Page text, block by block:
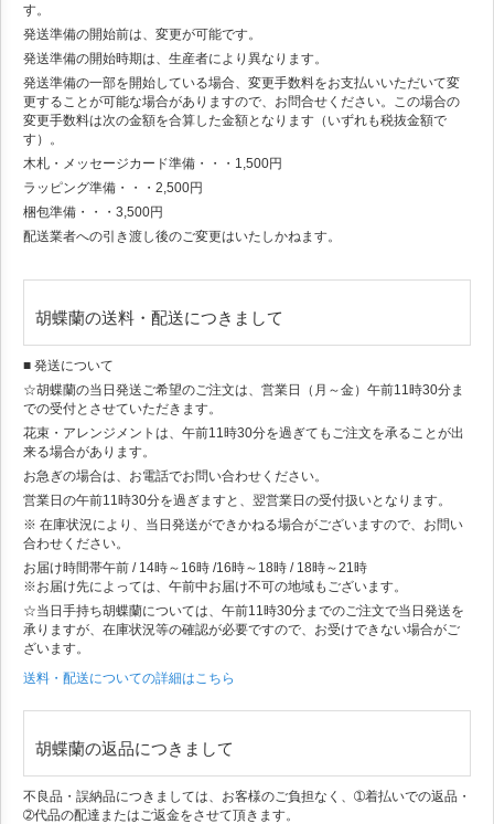
す。
発送準備の開始前は、変更が可能です。
発送準備の開始時期は、生産者により異なります。
発送準備の一部を開始している場合、変更手数料をお支払いいただいて変
更することが可能な場合がありますので、お問合せください。この場合の
変更手数料は次の金額を合算した金額となります（いずれも税抜金額で
す）。
木札・メッセージカード準備・・・1,500円
ラッピング準備・・・2,500円
梱包準備・・・3,500円
配送業者への引き渡し後のご変更はいたしかねます。
胡蝶蘭の送料・配送につきまして
■ 発送について
☆胡蝶蘭の当日発送ご希望のご注文は、営業日（月～金）午前11時30分ま
での受付とさせていただきます。
花束・アレンジメントは、午前11時30分を過ぎてもご注文を承ることが出
来る場合があります。
お急ぎの場合は、お電話でお問い合わせください。
営業日の午前11時30分を過ぎますと、翌営業日の受付扱いとなります。
※ 在庫状況により、当日発送ができかねる場合がございますので、お問い
合わせください。
お届け時間帯午前 / 14時～16時 /16時～18時 / 18時～21時
※お届け先によっては、午前中お届け不可の地域もございます。
☆当日手持ち胡蝶蘭については、午前11時30分までのご注文で当日発送を
承りますが、在庫状況等の確認が必要ですので、お受けできない場合がご
ざいます。
送料・配送についての詳細はこちら
胡蝶蘭の返品につきまして
不良品・誤納品につきましては、お客様のご負担なく、➀着払いでの返品・
➁代品の配達またはご返金をさせて頂きます。